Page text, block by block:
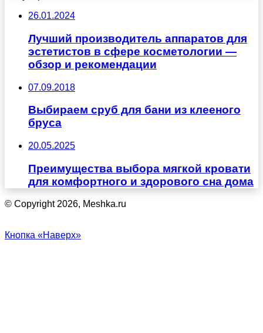
26.01.2024
Лучший производитель аппаратов для
эстетистов в сфере косметологии —
обзор и рекомендации
07.09.2018
Выбираем сруб для бани из клееного
бруса
20.05.2025
Преимущества выбора мягкой кровати
для комфортного и здорового сна дома
© Copyright 2026, Meshka.ru
Кнопка «Наверх»